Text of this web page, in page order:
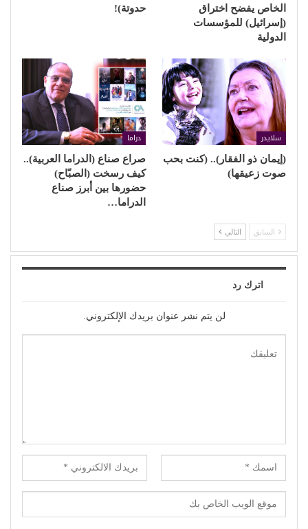
الخاص يفضح اختراق
(إسرائيل) للمؤسسات
الدولية
حدوتة)!
سلايدر
(إيمان ذو الفقار).. (كنت بحب
صوت زعيقها)
دراما
صراع صناع (الدراما العربية)..
كيف رسخت (الصبّاح)
حضورها بين أبرز صناع
الدراما…
السابق التالي
اترك رد
لن يتم نشر عنوان بريدك الإلكتروني.